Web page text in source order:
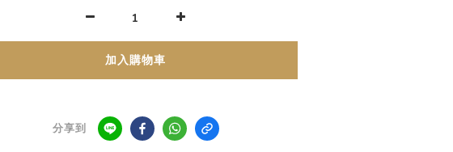
加入購物車
分享到